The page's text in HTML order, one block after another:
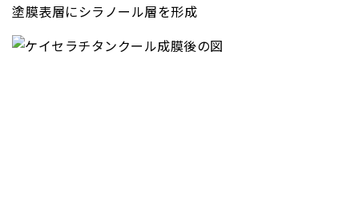
塗膜表層にシラノール層を形成